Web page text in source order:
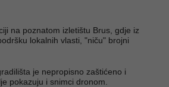
na poznatom izletištu Brus, gdje iz
lokalnih vlasti, "niču" brojni
je nepropisno zaštićeno i
pokazuju i snimci dronom.